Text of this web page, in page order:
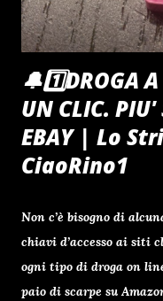
bollette ...
🔔1️⃣DROGA
UN CLIC. PIU'
EBAY | Lo
CiaoRino1
Non c’è bisogno di
chiavi d’accesso ai siti
ogni tipo di droga on
paio di scarpe su